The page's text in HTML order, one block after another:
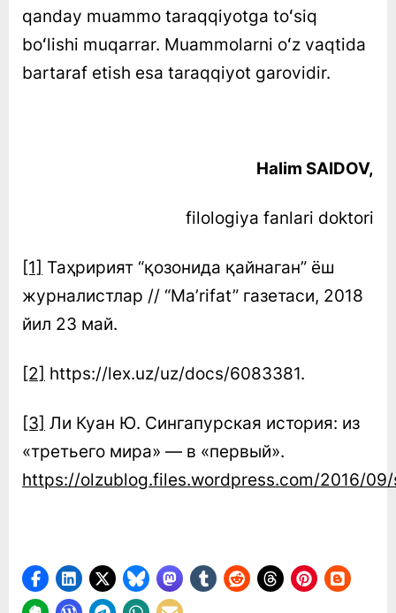
qanday muammo taraqqiyotga toʻsiq
boʻlishi muqarrar. Muammolarni oʻz vaqtida
bartaraf etish esa taraqqiyot garovidir.
Halim SAIDOV,
filologiya fanlari doktori
[1] Таҳририят “қозонида қайнаган” ёш
журналистлар // “Ma’rifat” газетаси, 2018
йил 23 май.
[2] https://lex.uz/uz/docs/6083381.
[3] Ли Куан Ю. Сингапурская история: из
«третьего мира» — в «первый».
https://olzublog.files.wordpress.com/2016/